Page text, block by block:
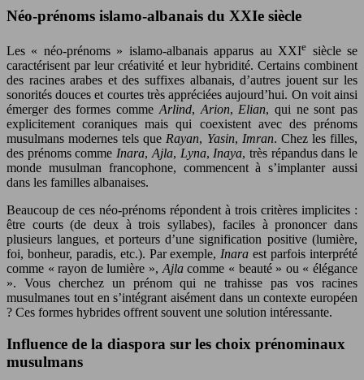
Néo-prénoms islamo-albanais du XXIe siècle
Les « néo-prénoms » islamo-albanais apparus au XXIe siècle se
caractérisent par leur créativité et leur hybridité. Certains combinent
des racines arabes et des suffixes albanais, d’autres jouent sur les
sonorités douces et courtes très appréciées aujourd’hui. On voit ainsi
émerger des formes comme Arlind, Arion, Elian, qui ne sont pas
explicitement coraniques mais qui coexistent avec des prénoms
musulmans modernes tels que Rayan, Yasin, Imran. Chez les filles,
des prénoms comme Inara, Ajla, Lyna, Inaya, très répandus dans le
monde musulman francophone, commencent à s’implanter aussi
dans les familles albanaises.
Beaucoup de ces néo-prénoms répondent à trois critères implicites :
être courts (de deux à trois syllabes), faciles à prononcer dans
plusieurs langues, et porteurs d’une signification positive (lumière,
foi, bonheur, paradis, etc.). Par exemple, Inara est parfois interprété
comme « rayon de lumière », Ajlacomme « beauté » ou « élégance
». Vous cherchez un prénom qui ne trahisse pas vos racines
musulmanes tout en s’intégrant aisément dans un contexte européen
? Ces formes hybrides offrent souvent une solution intéressante.
Influence de la diaspora sur les choix prénominaux
musulmans